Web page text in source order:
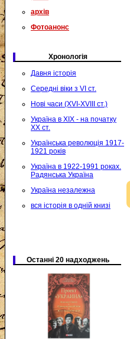
архів
Фотоанонс
Хронологія
Давня історія
Середні віки з VI ст.
Нові часи (XVI-XVIII ст.)
Україна в XIX - на початку
XX ст.
Українська революція 1917-
1921 років
Україна в 1922-1991 роках.
Радянська Україна
Україна незалежна
вся історія в одній книзі
Останні 20 надходжень